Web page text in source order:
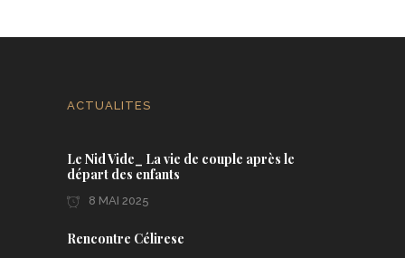
ACTUALITES
Le Nid Vide_ La vie de couple après le
départ des enfants
8 MAI 2025
Rencontre Célirese